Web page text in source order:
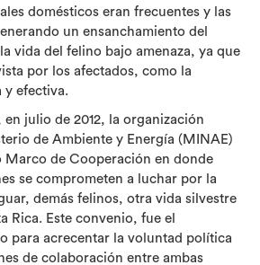
domésticos eran frecuentes y las
un ensanchamiento del
vida del felino bajo amenaza, ya que
por los afectados, como la
y efectiva.
en julio de 2012, la organización
de Ambiente y Energía (MINAE)
de Cooperación en donde
se comprometen a luchar por la
demás felinos, otra vida silvestre
Rica. Este convenio, fue el
para acrecentar la voluntad política
de colaboración entre ambas